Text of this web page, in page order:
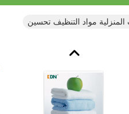
مواد التنظيف تحسين